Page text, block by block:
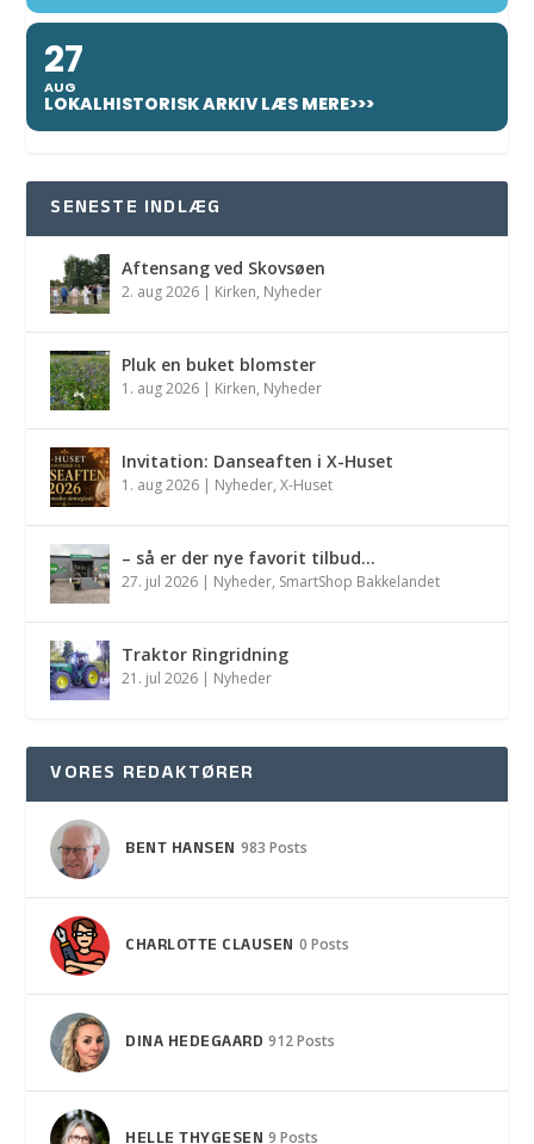
27
AUG
LOKALHISTORISK ARKIV LÆS MERE>>>
SENESTE INDLÆG
Aftensang ved Skovsøen
2. aug 2026 | Kirken, Nyheder
Pluk en buket blomster
1. aug 2026 | Kirken, Nyheder
Invitation: Danseaften i X-Huset
1. aug 2026 | Nyheder,X-Huset
– så er der nye favorit tilbud…
27. jul 2026 | Nyheder, SmartShop Bakkelandet
Traktor Ringridning
21. jul 2026 | Nyheder
VORES REDAKTØRER
BENT HANSEN 983 Posts
CHARLOTTE CLAUSEN 0 Posts
DINA HEDEGAARD 912 Posts
9 Posts